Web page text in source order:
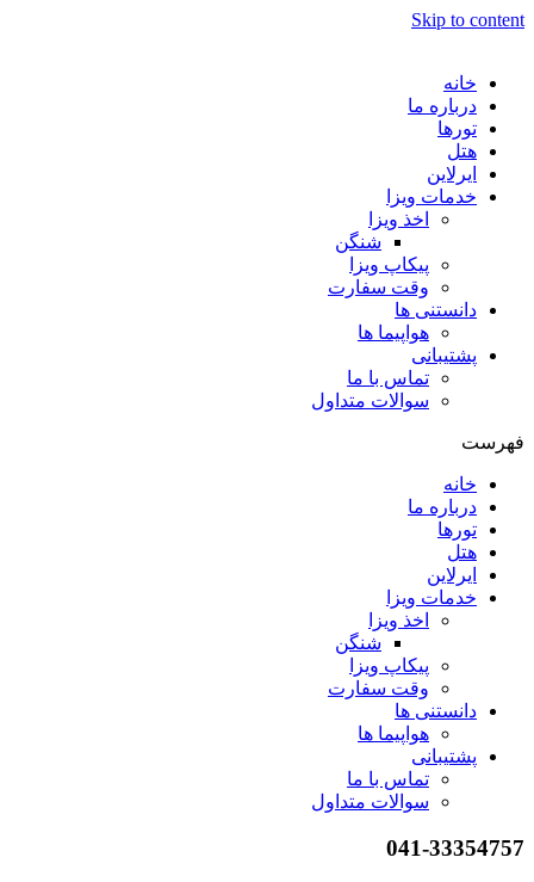
Skip to content
خانه
درباره ما
تورها
هتل
ایرلاین
خدمات ویزا
اخذ ویزا
شنگن
پیکاپ ویزا
وقت سفارت
دانستنی ها
هواپیما ها
پشتیبانی
تماس با ما
سوالات متداول
فهرست
خانه
درباره ما
تورها
هتل
ایرلاین
خدمات ویزا
اخذ ویزا
شنگن
پیکاپ ویزا
وقت سفارت
دانستنی ها
هواپیما ها
پشتیبانی
تماس با ما
سوالات متداول
041-33354757